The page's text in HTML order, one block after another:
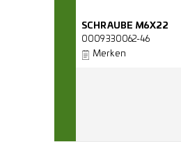
SCHRAUBE M6X22
0009330062-46
Merken